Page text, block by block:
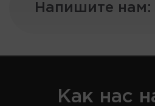
Напишите нам:
Как нас